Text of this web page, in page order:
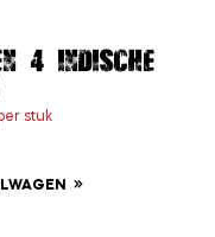
4 Indische
stuk